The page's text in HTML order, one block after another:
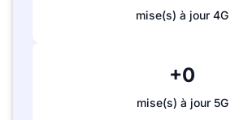
mise(s) à jour 4G
+0
mise(s) à jour 5G